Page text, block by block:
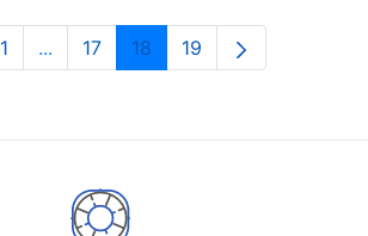
Páxina
1 ...Páxinas intermedias Use pestaña
Páxina
17 Páxina
18 Páxina
19